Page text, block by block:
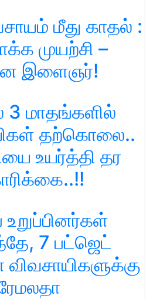
மீது காதல் :
முயற்சி –
இளைஞர்!
3 மாதங்களில்
தற்கொலை..
உயர்த்தி தர
உறுப்பினர்கள்
7 பட்ஜெட்